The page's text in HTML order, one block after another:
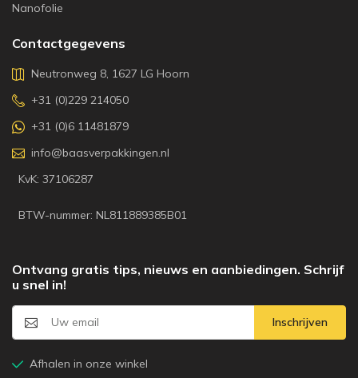
Nanofolie
Contactgegevens
Neutronweg 8, 1627 LG Hoorn
+31 (0)229 214050
+31 (0)6 11481879
info@baasverpakkingen.nl
KvK: 37106287
BTW-nummer: NL811889385B01
Ontvang gratis tips, nieuws en aanbiedingen. Schrijf
u snel in!
Inschrijven
Afhalen in onze winkel